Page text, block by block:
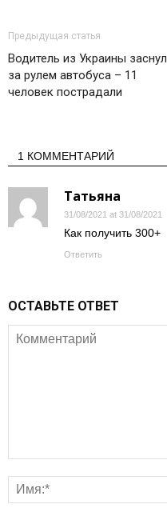
Предыдущая статья
Водитель из Украины заснул
за рулем автобуса – 11
человек пострадали
1 КОММЕНТАРИЙ
Татьяна
31/08/2021 at 31/08/2021
Как получить 300+
Ответить
ОСТАВЬТЕ ОТВЕТ